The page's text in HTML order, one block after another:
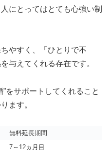
にとってはとても心強い制
やすく、「ひとりで不
与えてくれる存在です。
をサポートしてくれること
ます。
無料延長期間
7～12ヵ月目